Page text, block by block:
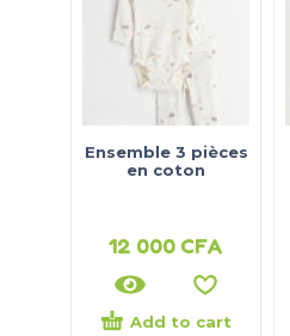
Ensemble 3 pièces
en coton
12 000 CFA
Add to cart